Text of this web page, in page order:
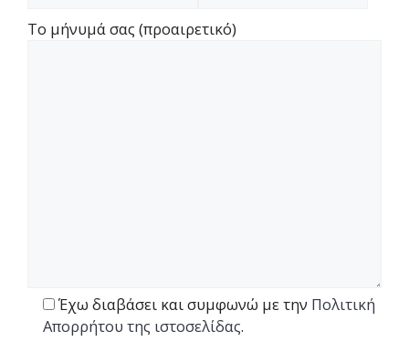
Το μήνυμά σας (προαιρετικό)
Έχω διαβάσει και συμφωνώ με την Πολιτική
Απορρήτου της ιστοσελίδας.